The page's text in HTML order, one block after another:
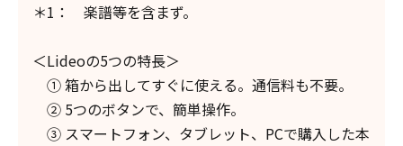
＊1： 楽譜等を含まず。
＜Lideoの5つの特長＞
① 箱から出してすぐに使える。通信料も不要。
② 5つのボタンで、簡単操作。
③ スマートフォン、タブレット、PCで購入した本